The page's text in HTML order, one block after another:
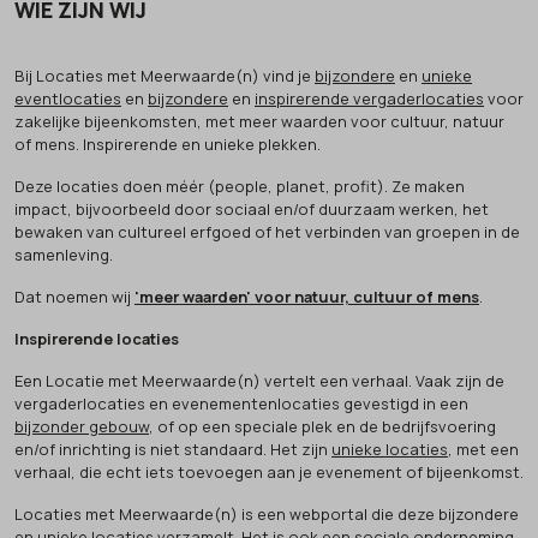
WIE ZIJN WIJ
Bij Locaties met Meerwaarde(n) vind je bijzondere en unieke
eventlocaties en bijzondere en inspirerende vergaderlocaties voor
zakelijke bijeenkomsten, met meer waarden voor cultuur, natuur
of mens. Inspirerende en unieke plekken.
Deze locaties doen méér (people, planet, profit). Ze maken
impact, bijvoorbeeld door sociaal en/of duurzaam werken, het
bewaken van cultureel erfgoed of het verbinden van groepen in de
samenleving.
Dat noemen wij 'meer waarden' voor natuur, cultuur of mens.
Inspirerende locaties
Een Locatie met Meerwaarde(n) vertelt een verhaal. Vaak zijn de
vergaderlocaties en evenementenlocaties gevestigd in een
bijzonder gebouw, of op een speciale plek en de bedrijfsvoering
en/of inrichting is niet standaard. Het zijn unieke locaties, met een
verhaal, die echt iets toevoegen aan je evenement of bijeenkomst.
Locaties met Meerwaarde(n) is een webportal die deze bijzondere